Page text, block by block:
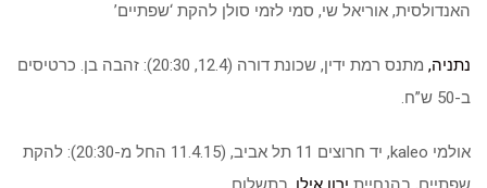
האנדולסית, אוריאל שי, סמי לזמי סולן להקת ‘שפתיים’
נתניה,
מתנס רמת ידין, שכונת דורה (12.4, 20:30): זהבה בן. כרטיסים
ב-50 ש”ח.
אולמי kaleo, יד חרוצים 11 תל אביב, (11.4.15 החל מ-20:30): להקת